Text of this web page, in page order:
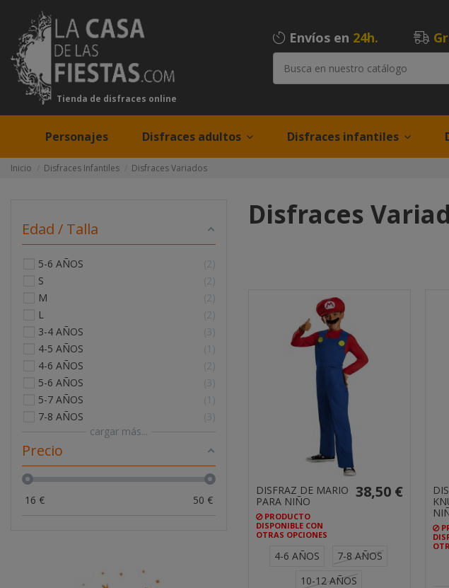
Tienda de disfraces online
Envíos en 24h.
Personajes Disfraces adultos Disfraces infantiles
Inicio Disfraces Infantiles Disfraces Variados
Edad / Talla
5-6 AÑOS
2
S
2
M
2
L
2
3-4 AÑOS
3
4-5 AÑOS
1
4-6 AÑOS
2
5-6 AÑOS
3
5-7 AÑOS
1
7-8 AÑOS
3
cargar más...
Precio
16 € 50 €
Disfraces
DISFRAZ DE MARIO
PARA NIÑO
PRODUCTO
DISPONIBLE CON
OTRAS OPCIONES
38,50 €
4-6 AÑOS
7-8 AÑOS
10-12 AÑOS